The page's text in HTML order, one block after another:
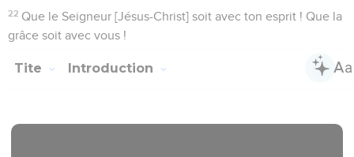
22 Que le Seigneur [Jésus-Christ] soit avec ton esprit ! Que la
grâce soit avec vous !
Tite Introduction